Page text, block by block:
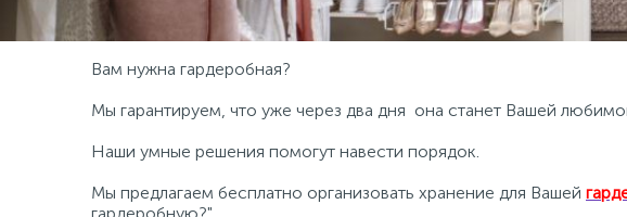
Вам нужна гардеробная?
Мы гарантируем, что уже через два дня она станет Вашей
Наши умные решения помогут навести порядок.
Мы предлагаем бесплатно организовать хранение для Вашей